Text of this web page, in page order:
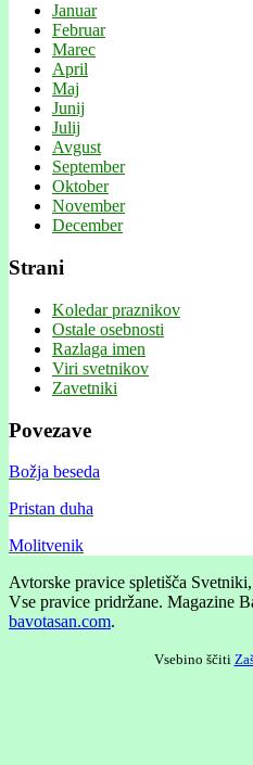
Januar
Februar
Marec
April
Maj
Junij
Julij
Avgust
September
Oktober
November
December
Strani
Koledar praznikov
Ostale osebnosti
Razlaga imen
Viri svetnikov
Zavetniki
Povezave
Božja beseda
Pristan duha
Molitvenik
Avtorske pravice spletišča
Vse pravice pridržane. Magazine
bavotasan.com.
Vsebino ščiti